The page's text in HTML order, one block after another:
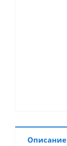
Описание